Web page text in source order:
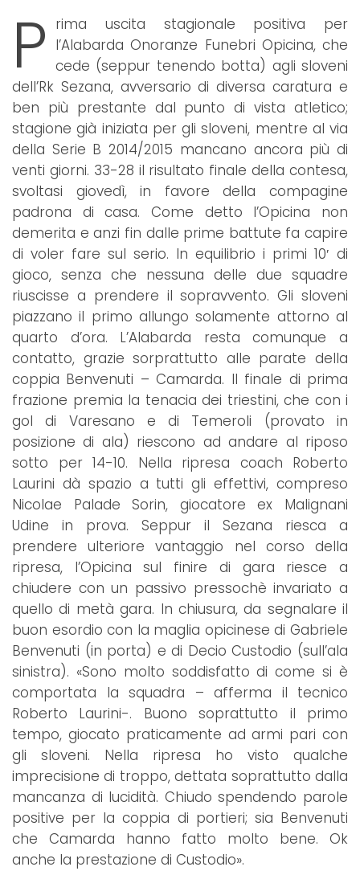
P rima uscita stagionale positiva per
l’Alabarda Onoranze Funebri Opicina, che
cede (seppur tenendo botta) agli sloveni
dell’Rk Sezana, avversario di diversa caratura e
ben più prestante dal punto di vista atletico;
stagione già iniziata per gli sloveni, mentre al via
della Serie B 2014/2015 mancano ancora più di
venti giorni. 33-28 il risultato finale della contesa,
svoltasi giovedì, in favore della compagine
padrona di casa. Come detto l’Opicina non
demerita e anzi fin dalle prime battute fa capire
di voler fare sul serio. In equilibrio i primi 10′ di
gioco, senza che nessuna delle due squadre
riuscisse a prendere il sopravvento. Gli sloveni
piazzano il primo allungo solamente attorno al
quarto d’ora. L’Alabarda resta comunque a
contatto, grazie sorprattutto alle parate della
coppia Benvenuti – Camarda. Il finale di prima
frazione premia la tenacia dei triestini, che con i
gol di Varesano e di Temeroli (provato in
posizione di ala) riescono ad andare al riposo
sotto per 14-10. Nella ripresa coach Roberto
Laurini dà spazio a tutti gli effettivi, compreso
Nicolae Palade Sorin, giocatore ex Malignani
Udine in prova. Seppur il Sezana riesca a
prendere ulteriore vantaggio nel corso della
ripresa, l’Opicina sul finire di gara riesce a
chiudere con un passivo pressochè invariato a
quello di metà gara. In chiusura, da segnalare il
buon esordio con la maglia opicinese di Gabriele
Benvenuti (in porta) e di Decio Custodio (sull’ala
sinistra). «Sono molto soddisfatto di come si è
comportata la squadra – afferma il tecnico
Roberto Laurini-. Buono soprattutto il primo
tempo, giocato praticamente ad armi pari con
gli sloveni. Nella ripresa ho visto qualche
imprecisione di troppo, dettata soprattutto dalla
mancanza di lucidità. Chiudo spendendo parole
positive per la coppia di portieri; sia Benvenuti
che Camarda hanno fatto molto bene. Ok
anche la prestazione di Custodio».